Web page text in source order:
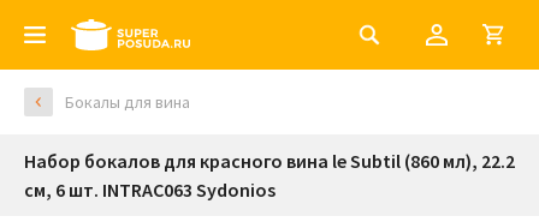
Бокалы для вина
Набор бокалов для красного вина le Subtil (860 мл), 22.2
см, 6 шт. INTRAC063 Sydonios